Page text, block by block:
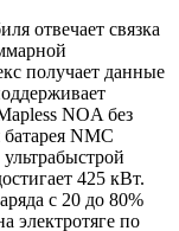
отвечает связка
получает данные
NOA без
NMC
425 кВт.
с 20 до 80%
электротяге по